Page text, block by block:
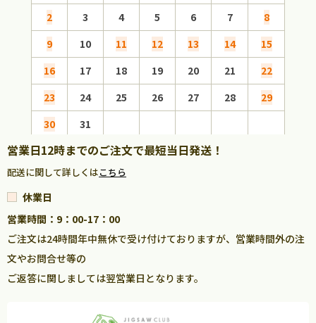
2
3 4 5 6 7
8
9
10 11 12 13 14
15
16
17 18 19 20 21
22
23
24 25 26 27 28
29
30
31
営業日12時までのご注文で最短当日発送！
配送に関して詳しくはこちら
休業日
営業時間：9：00-17：00
ご注文は24時間年中無休で受け付けておりますが、営業時間外の注
文やお問合せ等の
ご返答に関しましては翌営業日となります。